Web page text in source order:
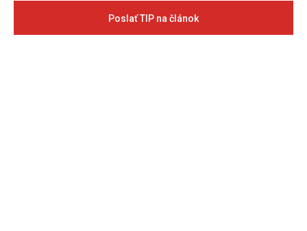
Poslať TIP na článok